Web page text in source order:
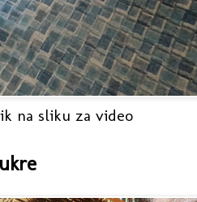
na sliku za video